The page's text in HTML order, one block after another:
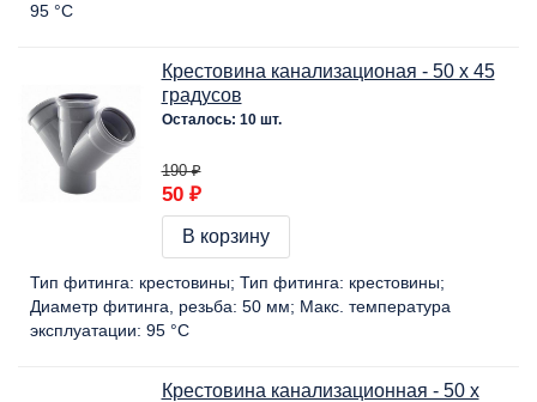
95 °C
Крестовина канализационая - 50 х 45
градусов
Осталось: 10 шт.
190 ₽
50 ₽
В корзину
Тип фитинга: крестовины Тип фитинга: крестовины
Диаметр фитинга, резьба: 50 мм
Макс. температура
эксплуатации: 95 °C
Крестовина канализационная - 50 х